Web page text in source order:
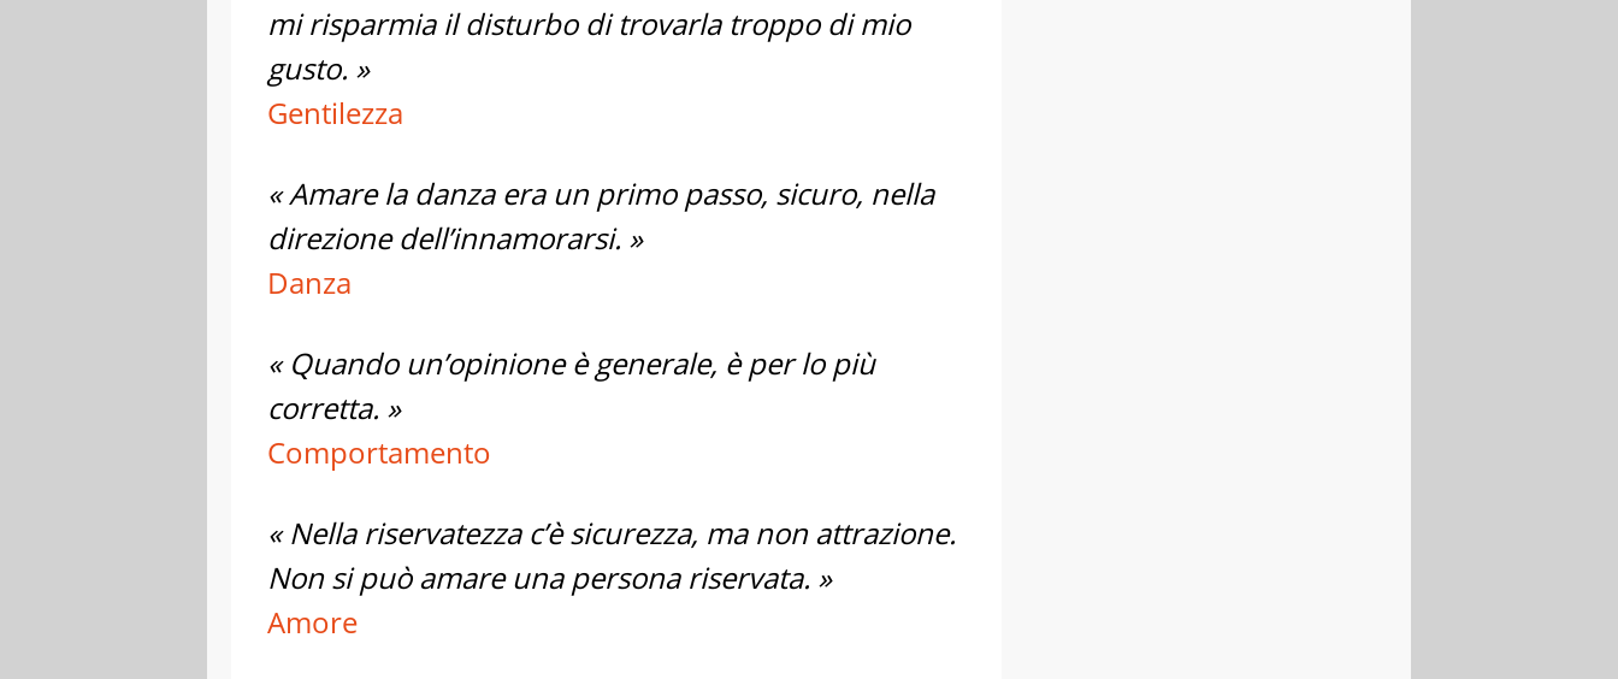
mi risparmia il disturbo di trovarla troppo di mio
gusto. »
Gentilezza
« Amare la danza era un primo passo, sicuro, nella
direzione dell’innamorarsi. »
Danza
« Quando un’opinione è generale, è per lo più
corretta. »
Comportamento
« Nella riservatezza c’è sicurezza, ma non attrazione.
Non si può amare una persona riservata. »
Amore